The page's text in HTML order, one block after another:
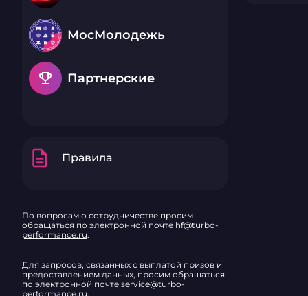
МосМолодежь
emoji_events Партнерские
description Правила
По вопросам о сотрудничестве просим
обращаться по электронной почте hf@turbo-
performance.ru.
Для запросов, связанных с выплатой призов и
предоставлением данных, просим обращаться
по электронной почте service@turbo-
performance.ru.